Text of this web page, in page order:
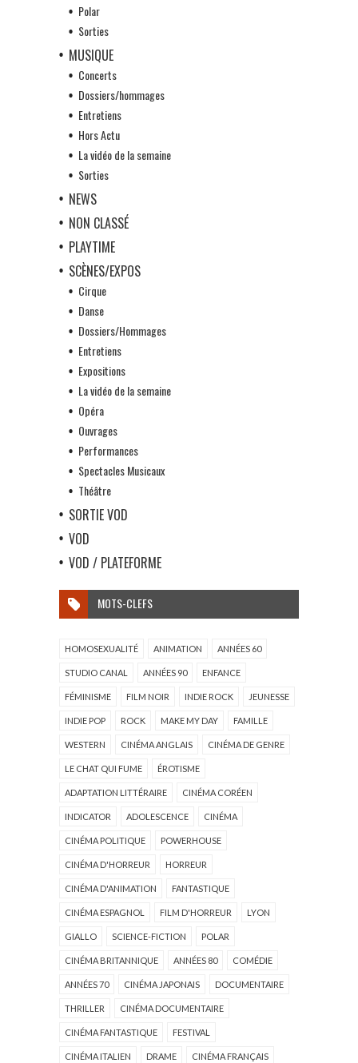
Polar
Sorties
MUSIQUE
Concerts
Dossiers/hommages
Entretiens
Hors Actu
La vidéo de la semaine
Sorties
NEWS
NON CLASSÉ
PLAYTIME
SCÈNES/EXPOS
Cirque
Danse
Dossiers/Hommages
Entretiens
Expositions
La vidéo de la semaine
Opéra
Ouvrages
Performances
Spectacles Musicaux
Théâtre
SORTIE VOD
VOD
VOD / PLATEFORME
MOTS-CLEFS
HOMOSEXUALITÉ ANIMATION ANNÉES 60
STUDIO CANAL ANNÉES 90 ENFANCE
FÉMINISME FILM NOIR INDIE ROCK JEUNESSE
INDIE POP ROCK MAKE MY DAY FAMILLE
WESTERN CINÉMA ANGLAIS CINÉMA DE GENRE
LE CHAT QUI FUME ÉROTISME
ADAPTATION LITTÉRAIRE CINÉMA CORÉEN
INDICATOR ADOLESCENCE CINÉMA
CINÉMA POLITIQUE POWERHOUSE
CINÉMA D'HORREUR HORREUR
CINÉMA D'ANIMATION FANTASTIQUE
CINÉMA ESPAGNOL FILM D'HORREUR LYON
GIALLO SCIENCE-FICTION POLAR
CINÉMA BRITANNIQUE ANNÉES 80 COMÉDIE
ANNÉES 70 CINÉMA JAPONAIS DOCUMENTAIRE
THRILLER CINÉMA DOCUMENTAIRE
CINÉMA FANTASTIQUE FESTIVAL
CINÉMA ITALIEN DRAME CINÉMA FRANÇAIS